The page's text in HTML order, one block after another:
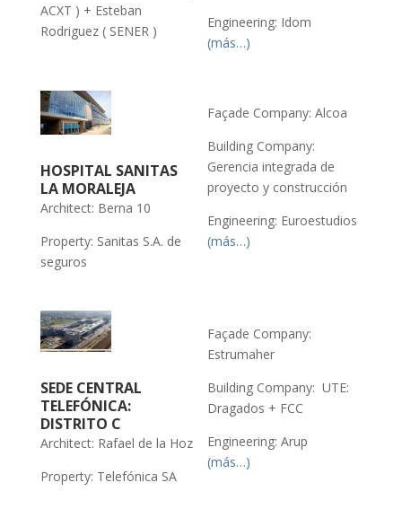
ACXT ) + Esteban
Rodriguez ( SENER )
Engineering: Idom
(más…)
HOSPITAL SANITAS
LA MORALEJA
Architect: Berna 10
Property: Sanitas S.A. de
seguros
Façade Company: Alcoa
Building Company:
Gerencia integrada de
proyecto y construcción
Engineering: Euroestudios
(más…)
SEDE CENTRAL
TELEFÓNICA:
DISTRITO C
Architect: Rafael de la Hoz
Property: Telefónica SA
Façade Company:
Estrumaher
Building Company: UTE:
Dragados + FCC
Engineering: Arup
(más…)